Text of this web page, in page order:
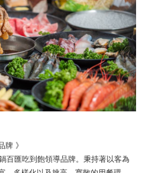
牌 》
百匯吃到飽領導品牌。秉持著以客為